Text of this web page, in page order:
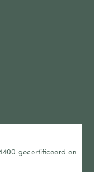
gecertificeerd en